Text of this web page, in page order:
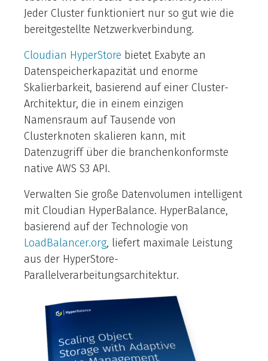
Jeder Cluster funktioniert nur so gut wie die
bereitgestellte Netzwerkverbindung.
Cloudian HyperStore bietet Exabyte an
Datenspeicherkapazität und enorme
Skalierbarkeit, basierend auf einer Cluster-
Architektur, die in einem einzigen
Namensraum auf Tausende von
Clusterknoten skalieren kann, mit
Datenzugriff über die branchenkonformste
native AWS S3 API.
Verwalten Sie große Datenvolumen intelligent
mit Cloudian HyperBalance. HyperBalance,
basierend auf der Technologie von
LoadBalancer.org, liefert maximale Leistung
aus der HyperStore-
Parallelverarbeitungsarchitektur.